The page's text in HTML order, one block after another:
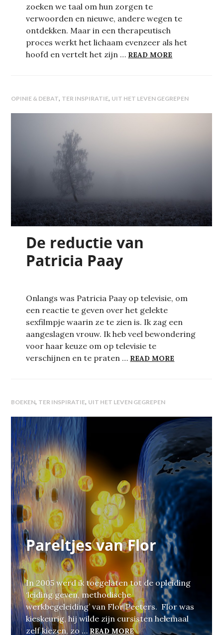
zoeken we taal om hun zorgen te
verwoorden en nieuwe, andere wegen te
ontdekken. Maar in een therapeutisch
proces werkt het lichaam evenzeer als het
hoofd en vertelt het zijn … READ MORE
OPINIE & DEBAT, TER INSPIRATIE, UIT HET LEVEN GEGREPEN
De reductie van
Patricia Paay
Onlangs was Patricia Paay op televisie, om
een reactie te geven over het gelekte
sexfilmpje waarin ze te zien is. Ik zag een
aangeslagen vrouw. Ik heb veel bewondering
voor haar keuze om op televisie te
verschijnen en te praten … READ MORE
BOEKEN, TER INSPIRATIE, UIT HET LEVEN GEGREPEN
Pareltjes van Flor
In 2005 werd ik toegelaten tot de opleiding
‘leiding geven, methodische
werkbegeleiding’ van Flor Peeters. Flor was
kieskeurig, hij wilde zijn cursisten helemaal
zelf kiezen, zo …READ MOREPARELTJES VAN FLOR